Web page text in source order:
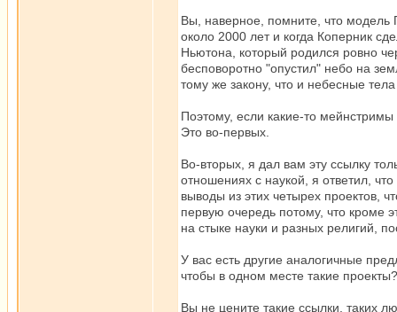
Вы, наверное, помните, что модель
около 2000 лет и когда Коперник
Ньютона, который родился ровно
бесповоротно "опустил" небо на
тому же закону, что и небесные
Поэтому, если какие-то мейнстримы
Это во-первых.
Во-вторых, я дал вам эту ссылку
отношениях с наукой, я ответил,
выводы из этих четырех проектов,
первую очередь потому, что кроме
на стыке науки и разных религий,
У вас есть другие аналогичные
чтобы в одном месте такие
Вы не цените такие ссылки, таких